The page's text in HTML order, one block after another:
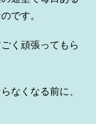
です。
く頑張ってもら
なくなる前に、